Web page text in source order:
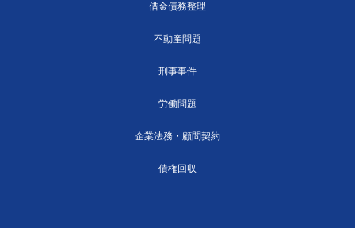
借金債務整理
不動産問題
刑事事件
労働問題
企業法務・顧問契約
債権回収